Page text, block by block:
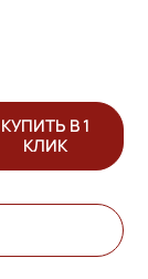
КУПИТЬ В 1
КЛИК